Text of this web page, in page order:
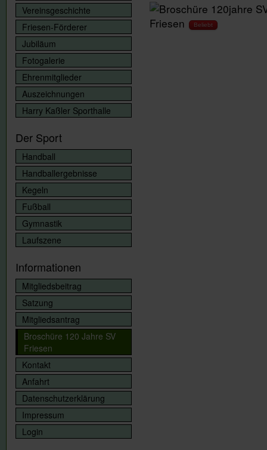
Friesen Beliebt
Vereinsgeschichte
Friesen-Förderer
Jubiläum
Fotogalerie
Ehrenmitglieder
Auszeichnungen
Harry Kaßler Sporthalle
Der Sport
Handball
Handballergebnisse
Kegeln
Fußball
Gymnastik
Laufszene
Informationen
Mitgliedsbeitrag
Satzung
Mitgliedsantrag
Broschüre 120 Jahre SV
Friesen
Kontakt
Anfahrt
Datenschutzerklärung
Impressum
Login